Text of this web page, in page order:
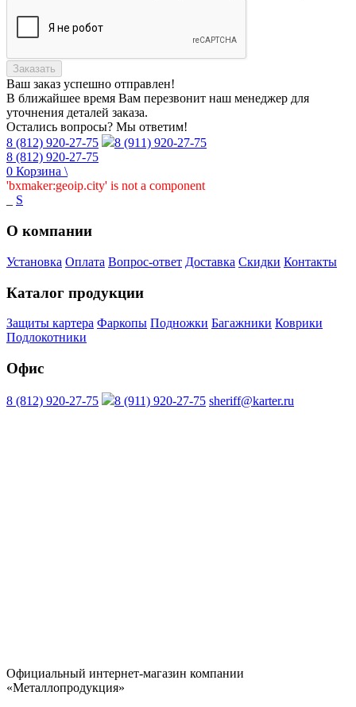
Заказать
Ваш заказ успешно отправлен!
В ближайшее время Вам перезвонит наш менеджер для
уточнения деталей заказа.
Остались вопросы? Мы ответим!
8 (812) 920-27-75
8 (911) 920-27-75
8 (812) 920-27-75
0 Корзина \
'bxmaker:geoip.city' is not a component
S
О компании
Установка Оплата Вопрос-ответ Доставка Скидки Контакты
Каталог продукции
Защиты картера Фаркопы Подножки Багажники Коврики
Подлокотники
Офис
8 (812) 920-27-75 8 (911) 920-27-75 sheriff@karter.ru
Официальный интернет-магазин компании
«Металлопродукция»